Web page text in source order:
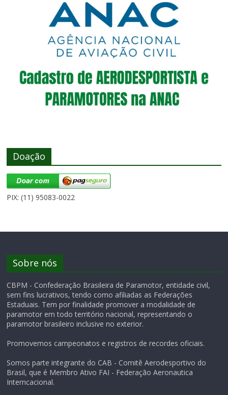
Doação
PIX: (11) 95083-0022
Sobre nós
CBPM - Confederação Brasileira de Paramotor, entidade civil,
sem fins lucrativos, tendo como afiliadas as Federações
Estaduais. Tem por finalidade promover a modalidade de
paramotor em todo território nacional, representando o
paramotor brasileiro inclusive no exterior.
Promovemos campeonatos e registros de recordes oficiais.
Somos parte integrante do CAB - Comitê Aerodesportivo do
Brasil, que é Membro Ativo FAI - Federação Aeronautica
Interncacional.